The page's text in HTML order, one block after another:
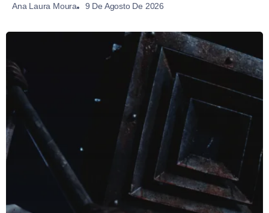
Ana Laura Moura 9 De Agosto De 2026